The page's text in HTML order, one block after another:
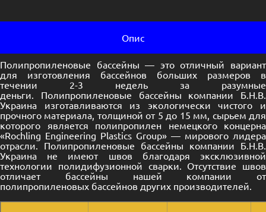
Опис
Полипропиленовые бассейны — это отличный вариант
для изготовления бассейнов больших размеров в
течении 2-3 недель за разумные
деньги. Полипропиленовые бассейны компании Б.Н.В.
Украина изготавливаются из экологически чистого и
прочного материала, толщиной от 5 до 15 мм, сырьем для
которого является полипропилен немецкого концерна
«Rochling Engineering Plastics Group» — мирового лидера
отрасли. Полипропиленовые бассейны компании Б.Н.В.
Украина не имеют швов благодаря эксклюзивной
технологии полидифузионной сварки. Отсутствие швов
отличает бассейны нашей компании от
полипропиленовых бассейнов других производителей.